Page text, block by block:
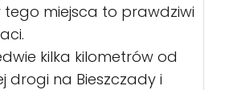
miejsca to prawdziwi
kilka kilometrów od
drogi na Bieszczady i